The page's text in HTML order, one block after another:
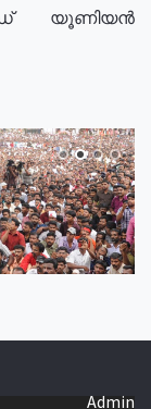
യൂണിയൻ
Admin